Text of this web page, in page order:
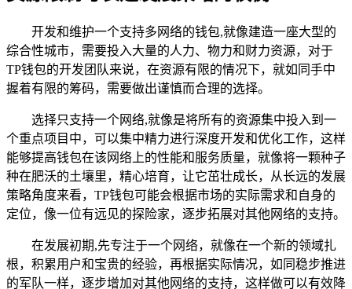
开发和维护一个支持多网络的钱包,就像建造一座大型的
综合性城市，需要投入大量的人力、物力和财力资源，对于
TP钱包的开发团队来说，在资源有限的情况下，就如同手中
握着有限的筹码，需要做出谨慎而合理的选择。
选择只支持一个网络,就像是将所有的资源集中投入到一
个重点项目中，可以集中精力进行深度开发和优化工作，这样
能够提高钱包在该网络上的性能和服务质量，就像将一颗种子
种在肥沃的土壤里，精心培育，让它茁壮成长，从长远的发展
策略角度来看，TP钱包可能会根据市场的实际需求和自身的
定位，像一位有远见的探险家，逐步拓展对其他网络的支持。
在发展初期,先专注于一个网络，就像在一个新的领域扎
根，积累用户和宝贵的经验，再根据实际情况，如同稳步推进
的军队一样，逐步增加对其他网络的支持，这样做可以有效降